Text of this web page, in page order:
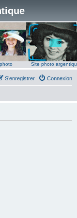
Site photo
Connexion
S’enregistrer